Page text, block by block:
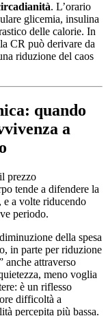
. L’orario
glicemia, insulina
delle calorie. In
CR può derivare da
riduzione del caos
quando
a
prezzo
tende a difendere la
e a volte riducendo
periodo.
della spesa
in parte per riduzione
anche attraverso
meno voglia
è un riflesso
difficoltà a
percepita più bassa.